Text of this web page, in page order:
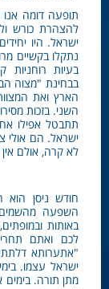
תופעה דומה אנו
להצהרת כורש
ישראל. היו
נתקלו בקשיים
בעיות
בבחינת "מצוה
הארץ ואת
השני. בזכות
תתבטל אפילו
ישראל. הם אולי
לא קרה, אולם
חודש ניסן
השפעה
באותות
לכם ואתם
"אתערותא
ישראל עצמו.
מתן תורה.